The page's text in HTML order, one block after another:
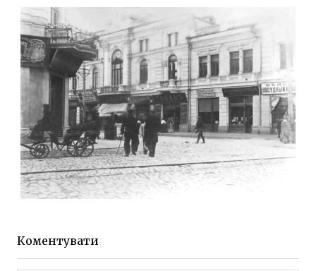
Фото Житомира період
до 1917 року
Leave a comment
ЖИТОМИР МИХАЙЛІВСЬКА 1903 РОКУ
Коментувати